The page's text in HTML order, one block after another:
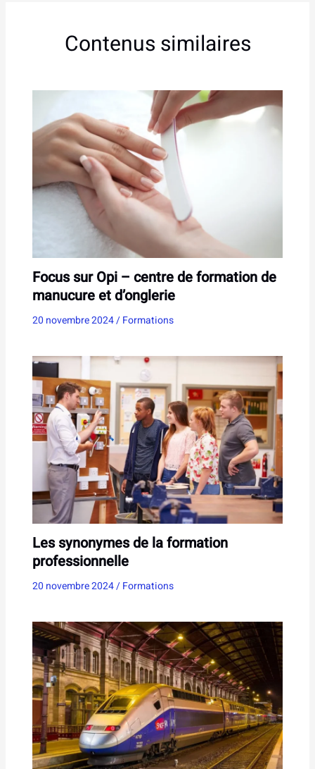
Contenus similaires
Focus sur Opi – centre de formation de
manucure et d’onglerie
20 novembre 2024/Formations
Les synonymes de la formation
professionnelle
20 novembre 2024/Formations